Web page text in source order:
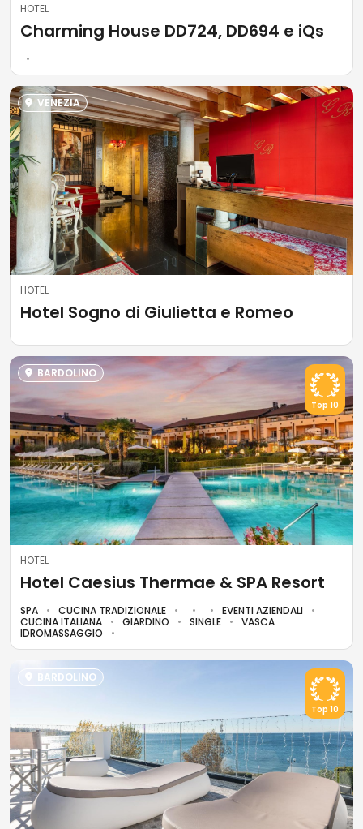
HOTEL
Charming House DD724, DD694 e iQs
VENEZIA
HOTEL
Hotel Sogno di Giulietta e Romeo
BARDOLINO
Top 10
HOTEL
Hotel Caesius Thermae & SPA Resort
SPA CUCINA TRADIZIONALE
EVENTI AZIENDALI
CUCINA ITALIANA
GIARDINO SINGLE
VASCA
IDROMASSAGGIO
BARDOLINO
Top 10